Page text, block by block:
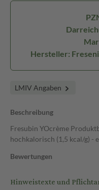
Hersteller:
LMIV Angaben
Beschreibung
Fresubin YOcrème
hochkalorisch (1,5 kcal/g) -
Bewertungen
Hinweistexte und